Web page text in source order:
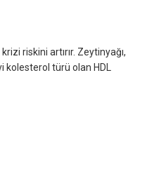
riskini artırır. Zeytinyağı,
kolesterol türü olan HDL